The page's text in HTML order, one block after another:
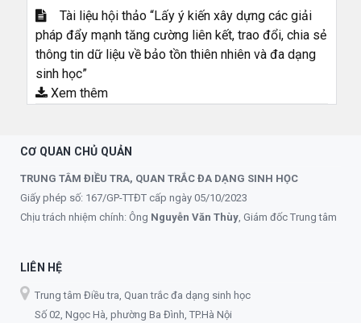
Tài liệu hội thảo “Lấy ý kiến xây dựng các giải
pháp đẩy mạnh tăng cường liên kết, trao đổi, chia sẻ
thông tin dữ liệu về bảo tồn thiên nhiên và đa dạng
sinh học”
Xem thêm
CƠ QUAN CHỦ QUẢN
TRUNG TÂM ĐIỀU TRA, QUAN TRẮC ĐA DẠNG SINH HỌC
Giấy phép số: 167/GP-TTĐT cấp ngày 05/10/2023
Chịu trách nhiệm chính: Ông Nguyễn Văn Thùy, Giám đốc Trung tâm
LIÊN HỆ
Trung tâm Điều tra, Quan trắc đa dạng sinh học
Số 02, Ngọc Hà, phường Ba Đình, TP.Hà Nội